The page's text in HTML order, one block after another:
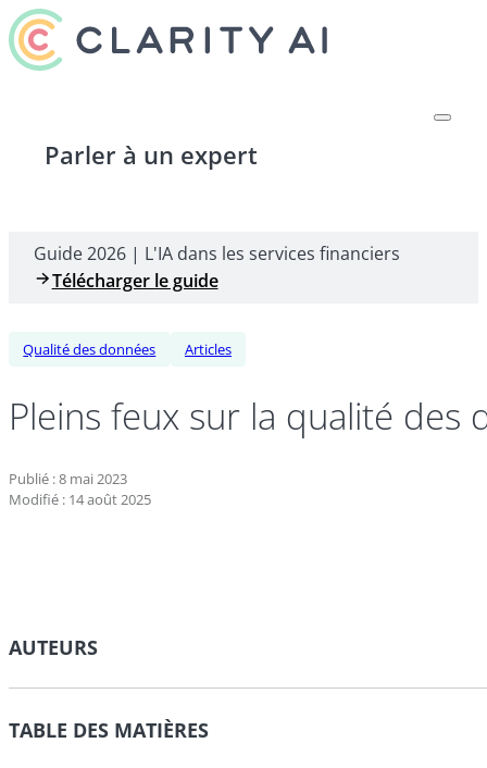
Parler à un expert
Guide 2026 | L'IA dans les services financiers
Télécharger le guide
Qualité des données Articles
Pleins feux sur la qualité des
Publié : 8 mai 2023
Modifié : 14 août 2025
AUTEURS
TABLE DES MATIÈRES